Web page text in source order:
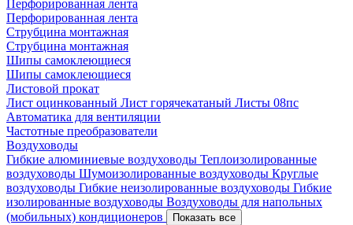
Перфорированная лента
Перфорированная лента
Струбцина монтажная
Струбцина монтажная
Шипы самоклеющиеся
Шипы самоклеющиеся
Листовой прокат
Лист оцинкованный Лист горячекатаный Листы 08пс
Автоматика для вентиляции
Частотные преобразователи
Воздуховоды
Гибкие алюминиевые воздуховоды Теплоизолированные
воздуховоды Шумоизолированные воздуховоды Круглые
воздуховоды Гибкие неизолированные воздуховоды Гибкие
изолированные воздуховоды Воздуховоды для напольных
(мобильных) кондиционеров
Показать все